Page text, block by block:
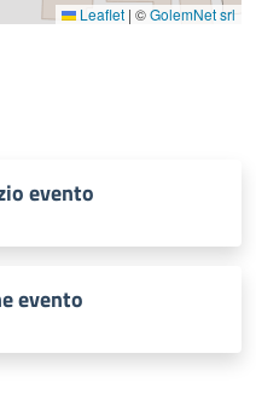
Leaflet | ©GolemNet srl
evento
evento